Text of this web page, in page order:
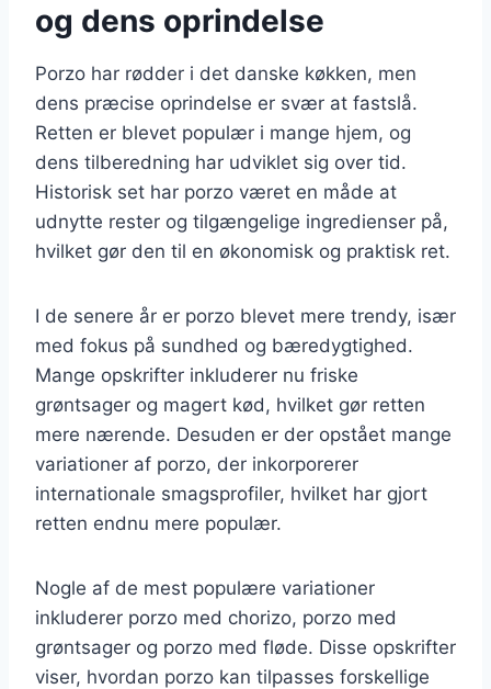
og dens oprindelse
Porzo har rødder i det danske køkken, men
dens præcise oprindelse er svær at fastslå.
Retten er blevet populær i mange hjem, og
dens tilberedning har udviklet sig over tid.
Historisk set har porzo været en måde at
udnytte rester og tilgængelige ingredienser på,
hvilket gør den til en økonomisk og praktisk ret.
I de senere år er porzo blevet mere trendy, især
med fokus på sundhed og bæredygtighed.
Mange opskrifter inkluderer nu friske
grøntsager og magert kød, hvilket gør retten
mere nærende. Desuden er der opstået mange
variationer af porzo, der inkorporerer
internationale smagsprofiler, hvilket har gjort
retten endnu mere populær.
Nogle af de mest populære variationer
inkluderer porzo med chorizo, porzo med
grøntsager og porzo med fløde. Disse opskrifter
viser, hvordan porzo kan tilpasses forskellige